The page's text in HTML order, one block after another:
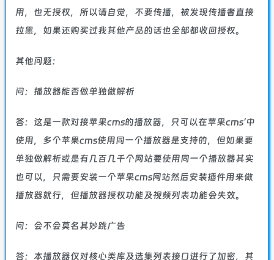
用，也无授权，所以请自觉，不要传播，被发现传播者直接
拉黑，如果还购买过我其他产品的话也全部都收回授权。
其他问题：
问：播放器能否做单独做解析
答：这是一款对接苹果cms的播放器，只可以在苹果cms’中
使用，多个苹果cms使用同一个播放器是支持的，但如果要
单独做解析或是有几百几千个网站要使用同一个播放器其实
也可以，只需要安装一个苹果cms网站然后安装插件用来做
播放器就行，但播放器授权功能及视频列表功能会失效。
问：会不会莫名其妙跳广告
答：本播放器仅对核心类库及选集列表接口进行了加密，其